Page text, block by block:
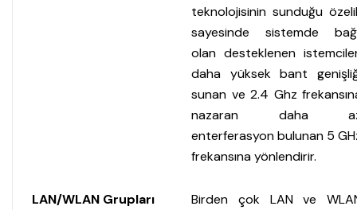
teknolojisinin sunduğu
sayesinde sistemde
olan desteklenen
daha yüksek bant
sunan ve 2.4 Ghz
nazaran daha
enterferasyon bulunan 5
frekansına yönlendirir.
LAN/WLAN Grupları
Birden çok LAN ve